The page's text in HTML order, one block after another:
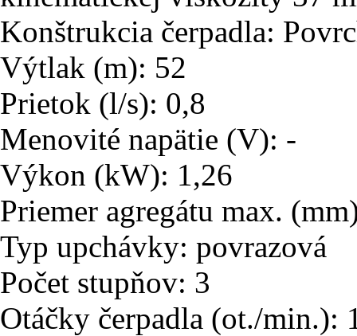
Konštrukcia čerpadla:
Výtlak (m): 52
Prietok (l/s): 0,8
Menovité napätie (V): -
Výkon (kW): 1,26
Priemer agregátu max.
Typ upchávky: povrazová
Počet stupňov: 3
Otáčky čerpadla (ot./min.):